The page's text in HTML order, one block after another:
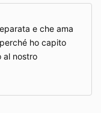
e che ama
ho capito
al nostro